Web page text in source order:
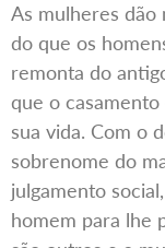
As mulheres dão
do que os
remonta do
que o
sua vida. Com o
sobrenome do
julgamento
homem para lhe